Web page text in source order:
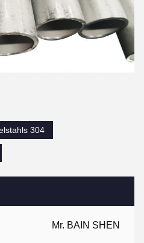
Mr. BAIN SHEN
304